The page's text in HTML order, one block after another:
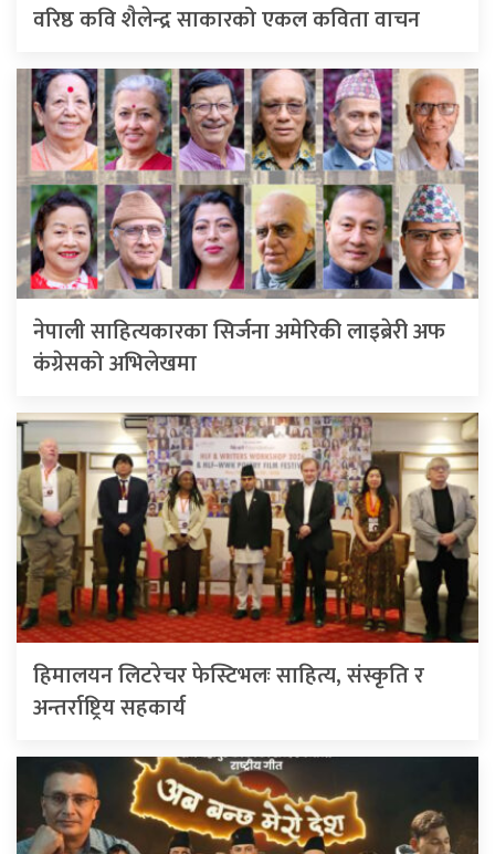
वरिष्ठ कवि शैलेन्द्र साकारको एकल कविता वाचन
नेपाली साहित्यकारका सिर्जना अमेरिकी लाइब्रेरी अफ
कंग्रेसको अभिलेखमा
हिमालयन लिटरेचर फेस्टिभलः साहित्य, संस्कृति र
अन्तर्राष्ट्रिय सहकार्य